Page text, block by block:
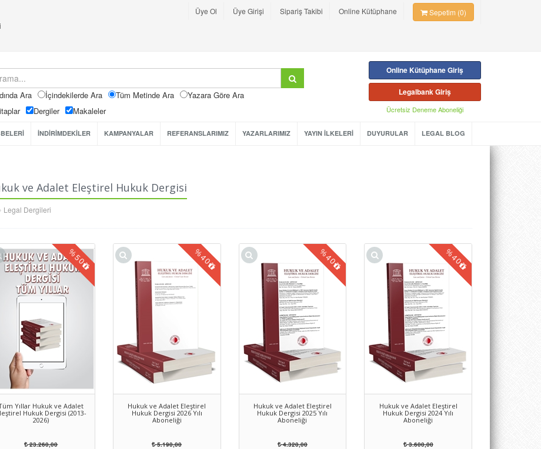
Üye Ol Üye Girişi Sipariş Takibi Online Kütüphane Sepetim (0)
Ara İçindekilerde Ara Tüm Metinde Ara
Yazara Göre Ara
Dergiler Makaleler
Online Kütüphane Giriş
Legalbank Giriş
Ücretsiz Deneme Aboneliği
İNDİRİMDEKİLER KAMPANYALAR REFERANSLARIMIZ YAZARLARIMIZ YAYIN İLKELERİ DUYURULAR LEGAL BLOG
ve Adalet Eleştirel Hukuk Dergisi
Legal Dergileri
Yıllar Hukuk ve Adalet
Hukuk Dergisi (2013-
2026)
%
50
23.260,00
Hukuk ve Adalet Eleştirel
Hukuk Dergisi 2026 Yılı
Aboneliği
%40
5.190,00
Hukuk ve Adalet Eleştirel
Hukuk Dergisi 2025 Yılı
Aboneliği
%40
4.320,00
Hukuk ve Adalet Eleştirel
Hukuk Dergisi 2024 Yılı
Aboneliği
%40
3.600,00